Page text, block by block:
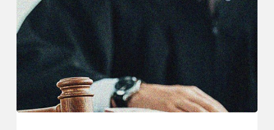
d’intervenir
dans
la
loi
sur
les
pronoms